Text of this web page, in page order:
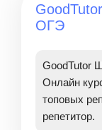
ОГЭ
GoodTutor
Онлайн
топовых
репетитор.